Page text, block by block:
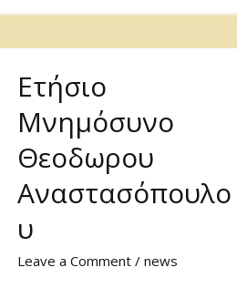
Ετήσιο
Μνημόσυνο
Θεοδωρου
Αναστασόπουλο
υ
Leave a Comment / news